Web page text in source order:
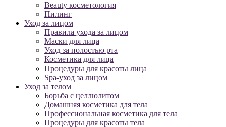
Beauty косметология
Пилинг
Уход за лицом
Правила ухода за лицом
Маски для лица
Уход за полостью рта
Косметика для лица
Процедуры для красоты лица
Spa-уход за лицом
Уход за телом
Борьба с целлюлитом
Домашняя косметика для тела
Профессиональная косметика для тела
Процедуры для красоты тела